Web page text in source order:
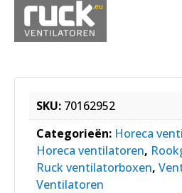
SKU: 70162952
Categorieën: Horeca
Horeca ventilatoren,
Ruck ventilatorboxen,
Ventilatoren